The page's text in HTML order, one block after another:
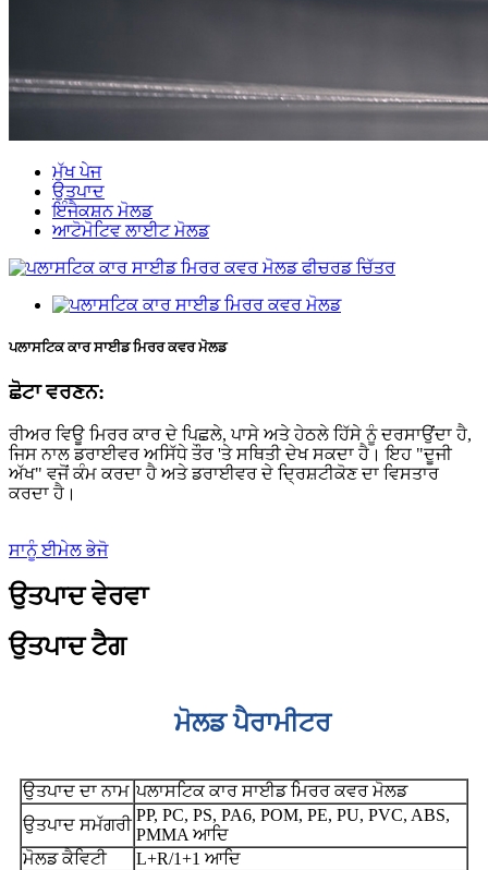
ਮੁੱਖ ਪੇਜ
ਉਤਪਾਦ
ਇੰਜੈਕਸ਼ਨ ਮੋਲਡ
ਆਟੋਮੋਟਿਵ ਲਾਈਟ ਮੋਲਡ
ਪਲਾਸਟਿਕ ਕਾਰ ਸਾਈਡ ਮਿਰਰ ਕਵਰ ਮੋਲਡ
ਛੋਟਾ ਵਰਣਨ:
ਰੀਅਰ ਵਿਊ ਮਿਰਰ ਕਾਰ ਦੇ ਪਿਛਲੇ, ਪਾਸੇ ਅਤੇ ਹੇਠਲੇ ਹਿੱਸੇ ਨੂੰ ਦਰਸਾਉਂਦਾ ਹੈ,
ਜਿਸ ਨਾਲ ਡਰਾਈਵਰ ਅਸਿੱਧੇ ਤੌਰ 'ਤੇ ਸਥਿਤੀ ਦੇਖ ਸਕਦਾ ਹੈ। ਇਹ "ਦੂਜੀ
ਅੱਖ" ਵਜੋਂ ਕੰਮ ਕਰਦਾ ਹੈ ਅਤੇ ਡਰਾਈਵਰ ਦੇ ਦ੍ਰਿਸ਼ਟੀਕੋਣ ਦਾ ਵਿਸਤਾਰ
ਕਰਦਾ ਹੈ।
ਸਾਨੂੰ ਈਮੇਲ ਭੇਜੋ
ਉਤਪਾਦ ਵੇਰਵਾ
ਉਤਪਾਦ ਟੈਗ
ਮੋਲਡ ਪੈਰਾਮੀਟਰ
ਉਤਪਾਦ ਦਾ ਨਾਮ ਪਲਾਸਟਿਕ ਕਾਰ ਸਾਈਡ ਮਿਰਰ ਕਵਰ ਮੋਲਡ
ਉਤਪਾਦ ਸਮੱਗਰੀ
PP, PC, PS, PA6, POM, PE, PU, ​​PVC, ABS,
PMMA ਆਦਿ
ਮੋਲਡ ਕੈਵਿਟੀ
L+R/1+1 ਆਦਿ